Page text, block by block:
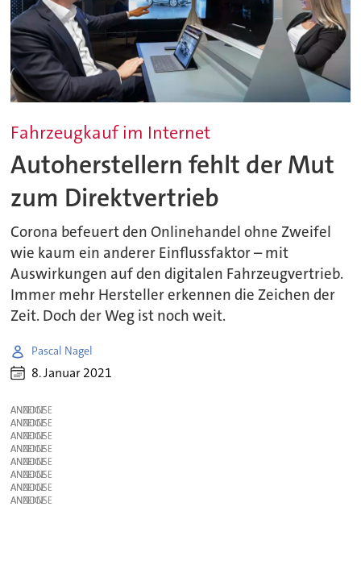
Fahrzeugkauf im Internet
Autoherstellern fehlt der Mut
zum Direktvertrieb
Corona befeuert den Onlinehandel ohne Zweifel
wie kaum ein anderer Einflussfaktor – mit
Auswirkungen auf den digitalen Fahrzeugvertrieb.
Immer mehr Hersteller erkennen die Zeichen der
Zeit. Doch der Weg ist noch weit.
Pascal Nagel
8. Januar 2021
ANZEIGE
ANZEIGE
ANZEIGE
ANZEIGE
ANZEIGE
ANZEIGE
ANZEIGE
ANZEIGE